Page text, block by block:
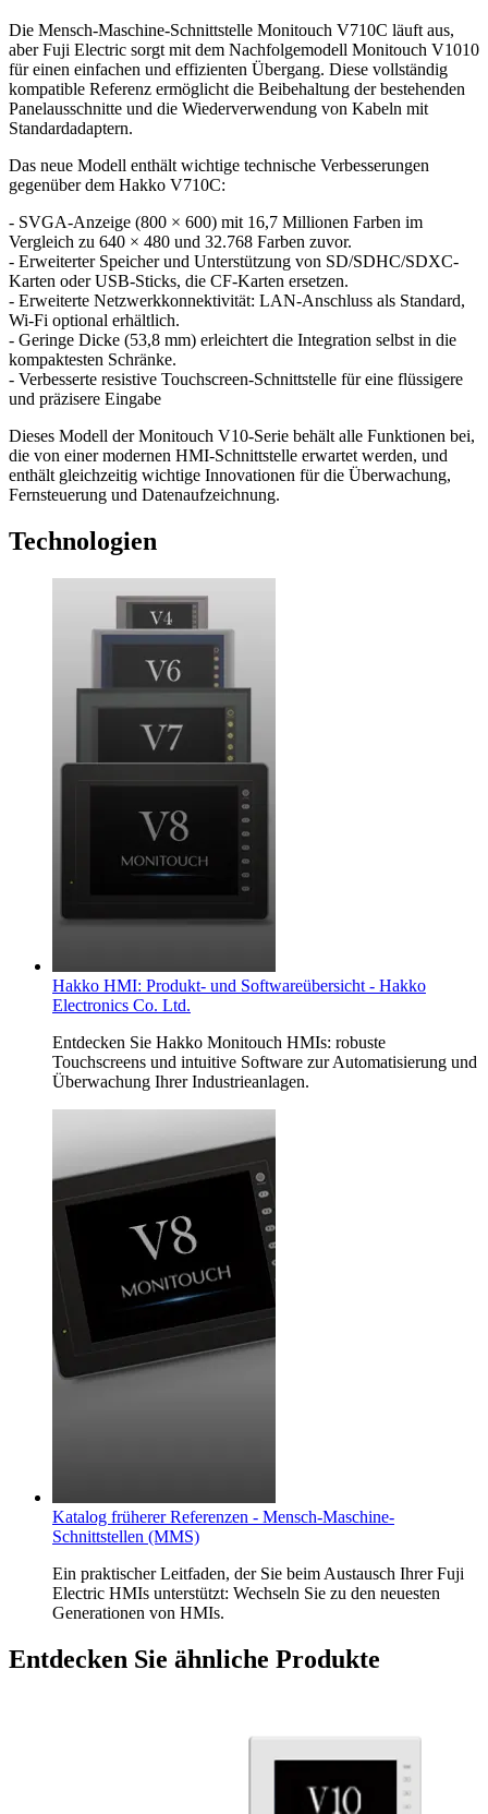
Die Mensch-Maschine-Schnittstelle Monitouch V710C läuft aus,
aber Fuji Electric sorgt mit dem Nachfolgemodell Monitouch V1010
für einen einfachen und effizienten Übergang. Diese vollständig
kompatible Referenz ermöglicht die Beibehaltung der bestehenden
Panelausschnitte und die Wiederverwendung von Kabeln mit
Standardadaptern.
Das neue Modell enthält wichtige technische Verbesserungen
gegenüber dem Hakko V710C:
- SVGA-Anzeige (800 × 600) mit 16,7 Millionen Farben im
Vergleich zu 640 × 480 und 32.768 Farben zuvor.
- Erweiterter Speicher und Unterstützung von SD/SDHC/SDXC-
Karten oder USB-Sticks, die CF-Karten ersetzen.
- Erweiterte Netzwerkkonnektivität: LAN-Anschluss als Standard,
Wi-Fi optional erhältlich.
- Geringe Dicke (53,8 mm) erleichtert die Integration selbst in die
kompaktesten Schränke.
- Verbesserte resistive Touchscreen-Schnittstelle für eine flüssigere
und präzisere Eingabe
Dieses Modell der Monitouch V10-Serie behält alle Funktionen bei,
die von einer modernen HMI-Schnittstelle erwartet werden, und
enthält gleichzeitig wichtige Innovationen für die Überwachung,
Fernsteuerung und Datenaufzeichnung.
Technologien
Hakko HMI: Produkt- und Softwareübersicht - Hakko
Electronics Co. Ltd.
Entdecken Sie Hakko Monitouch HMIs: robuste
Touchscreens und intuitive Software zur Automatisierung und
Überwachung Ihrer Industrieanlagen.
Katalog früherer Referenzen - Mensch-Maschine-
Schnittstellen (MMS)
Ein praktischer Leitfaden, der Sie beim Austausch Ihrer Fuji
Electric HMIs unterstützt: Wechseln Sie zu den neuesten
Generationen von HMIs.
Entdecken Sie ähnliche Produkte